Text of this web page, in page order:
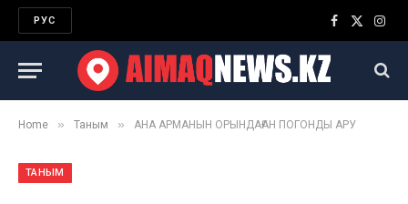
РУС
Facebook
X
Home » Таным » АНА АРМАНЫН ОРЫНДАҒАН ПОГОНДЫ АРУ
ТАНЫМ